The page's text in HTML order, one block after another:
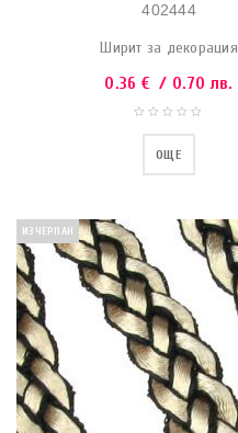
402444
Ширит за декорация
0.36 € / 0.70 лв.
ОЩЕ
ИЗЧЕРПАН